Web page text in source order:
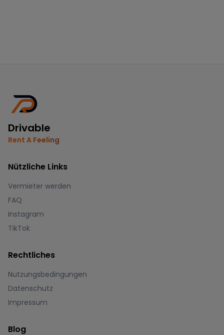
Drivable
Rent A Feeling
Nützliche Links
Vermieter werden
FAQ
Instagram
TikTok
Rechtliches
Nutzungsbedingungen
Datenschutz
Impressum
Blog